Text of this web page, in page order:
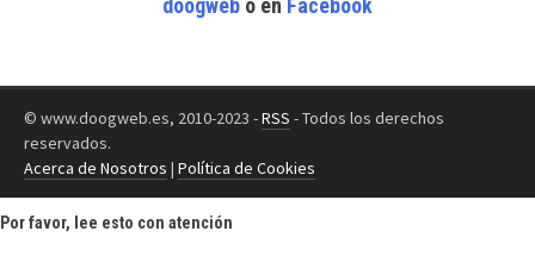
doogweb o en Facebook
© www.doogweb.es, 2010-2023 -RSS - Todos los derechos
reservados.
Acerca de Nosotros | Política de Cookies
Por favor, lee esto con atención